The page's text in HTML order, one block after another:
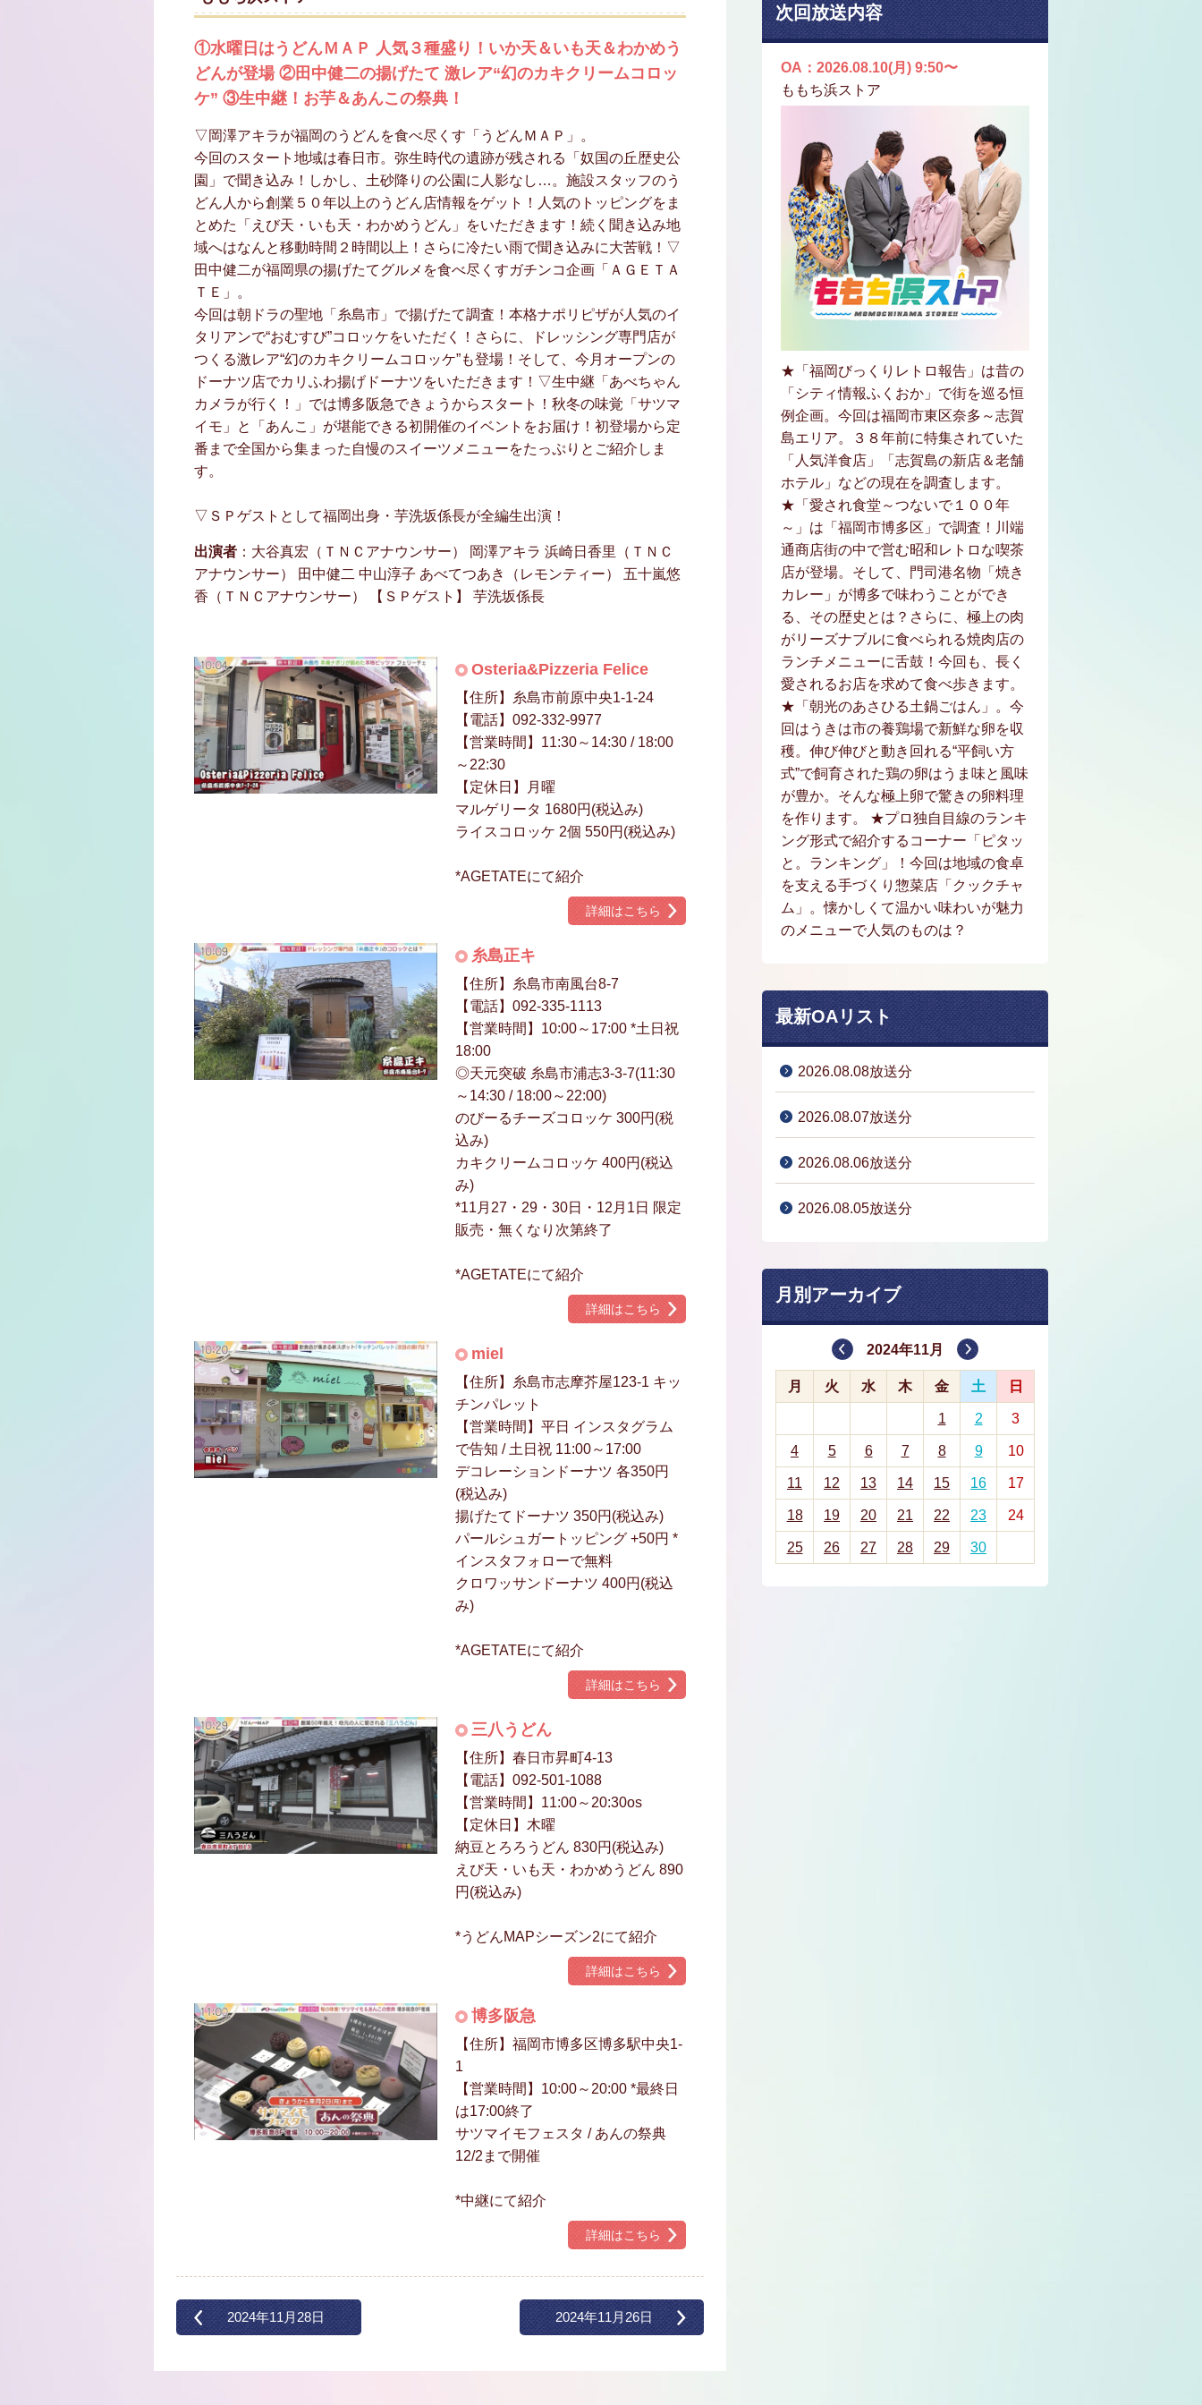
①水曜日はうどんＭＡＰ 人気３種盛り！いか天＆いも天＆わかめう
どんが登場 ②田中健二の揚げたて 激レア“幻のカキクリームコロッ
ケ” ③生中継！お芋＆あんこの祭典！
▽岡澤アキラが福岡のうどんを食べ尽くす「うどんＭＡＰ」。
今回のスタート地域は春日市。弥生時代の遺跡が残される「奴国の丘歴史公
園」で聞き込み！しかし、土砂降りの公園に人影なし…。施設スタッフのう
どん人から創業５０年以上のうどん店情報をゲット！人気のトッピングをま
とめた「えび天・いも天・わかめうどん」をいただきます！続く聞き込み地
域へはなんと移動時間２時間以上！さらに冷たい雨で聞き込みに大苦戦！▽
田中健二が福岡県の揚げたてグルメを食べ尽くすガチンコ企画「ＡＧＥＴＡ
ＴＥ」。
今回は朝ドラの聖地「糸島市」で揚げたて調査！本格ナポリピザが人気のイ
タリアンで“おむすび”コロッケをいただく！さらに、ドレッシング専門店が
つくる激レア“幻のカキクリームコロッケ”も登場！そして、今月オープンの
ドーナツ店でカリふわ揚げドーナツをいただきます！▽生中継「あべちゃん
カメラが行く！」では博多阪急できょうからスタート！秋冬の味覚「サツマ
イモ」と「あんこ」が堪能できる初開催のイベントをお届け！初登場から定
番まで全国から集まった自慢のスイーツメニューをたっぷりとご紹介しま
す。
▽ＳＰゲストとして福岡出身・芋洗坂係長が全編生出演！
出演者 ：大谷真宏（ＴＮＣアナウンサー） 岡澤アキラ 浜崎日香里（ＴＮＣ
アナウンサー） 田中健二 中山淳子 あべてつあき（レモンティー） 五十嵐悠
香（ＴＮＣアナウンサー） 【ＳＰゲスト】 芋洗坂係長
Osteria&Pizzeria Felice
【住所】糸島市前原中央1-1-24
【電話】092-332-9977
【営業時間】11:30～14:30 / 18:00
～22:30
【定休日】月曜
マルゲリータ 1680円(税込み)
ライスコロッケ 2個 550円(税込み)
*AGETATEにて紹介
詳細はこちら
糸島正キ
【住所】糸島市南風台8-7
【電話】092-335-1113
【営業時間】10:00～17:00 *土日祝
18:00
◎天元突破 糸島市浦志3-3-7(11:30
～14:30 / 18:00～22:00)
のびーるチーズコロッケ 300円(税
込み)
カキクリームコロッケ 400円(税込
み)
*11月27・29・30日・12月1日 限定
販売・無くなり次第終了
*AGETATEにて紹介
詳細はこちら
miel
【住所】糸島市志摩芥屋123-1 キッ
チンパレット
【営業時間】平日 インスタグラム
で告知 / 土日祝 11:00～17:00
デコレーションドーナツ 各350円
(税込み)
揚げたてドーナツ 350円(税込み)
パールシュガートッピング +50円 *
インスタフォローで無料
クロワッサンドーナツ 400円(税込
み)
*AGETATEにて紹介
詳細はこちら
三八うどん
【住所】春日市昇町4-13
【電話】092-501-1088
【営業時間】11:00～20:30os
【定休日】木曜
納豆とろろうどん 830円(税込み)
えび天・いも天・わかめうどん 890
円(税込み)
*うどんMAPシーズン2にて紹介
詳細はこちら
博多阪急
【住所】福岡市博多区博多駅中央1-
1
【営業時間】10:00～20:00 *最終日
は17:00終了
サツマイモフェスタ / あんの祭典
12/2まで開催
*中継にて紹介
詳細はこちら
2024年11月28日 2024年11月26日
次回放送内容
OA：2026.08.10(月) 9:50〜
ももち浜ストア
★「福岡びっくりレトロ報告」は昔の
「シティ情報ふくおか」で街を巡る恒
例企画。今回は福岡市東区奈多～志賀
島エリア。３８年前に特集されていた
「人気洋食店」「志賀島の新店＆老舗
ホテル」などの現在を調査します。
★「愛され食堂～つないで１００年
～」は「福岡市博多区」で調査！川端
通商店街の中で営む昭和レトロな喫茶
店が登場。そして、門司港名物「焼き
カレー」が博多で味わうことができ
る、その歴史とは？さらに、極上の肉
がリーズナブルに食べられる焼肉店の
ランチメニューに舌鼓！今回も、長く
愛されるお店を求めて食べ歩きます。
★「朝光のあさひる土鍋ごはん」。今
回はうきは市の養鶏場で新鮮な卵を収
穫。伸び伸びと動き回れる“平飼い方
式”で飼育された鶏の卵はうま味と風味
が豊か。そんな極上卵で驚きの卵料理
を作ります。 ★プロ独自目線のランキ
ング形式で紹介するコーナー「ピタッ
と。ランキング」！今回は地域の食卓
を支える手づくり惣菜店「クックチャ
ム」。懐かしくて温かい味わいが魅力
のメニューで人気のものは？
最新OAリスト
2026.08.08放送分
2026.08.07放送分
2026.08.06放送分
2026.08.05放送分
月別アーカイブ
2024年11月
月 火 水 木 金 土 日
1 2 3
4 5 6 7 8 9 10
11 12 13 14 15 16 17
18 19 20 21 22 23 24
25 26 27 28 29 30